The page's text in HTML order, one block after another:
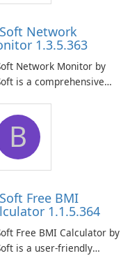
Network
1.3.5.363
Network Monitor by
is a comprehensive
to help businesses
manage their
infrastructure.
B
Free BMI
1.1.5.364
Free BMI Calculator by
is a user-friendly